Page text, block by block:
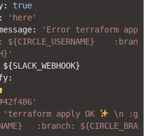
:
true
:
'here'
:
'Error terraform app
:bran
${SLACK_WEBHOOK}
:
'terraform apply OK
\n :g
:branch: ${CIRCLE_BRA